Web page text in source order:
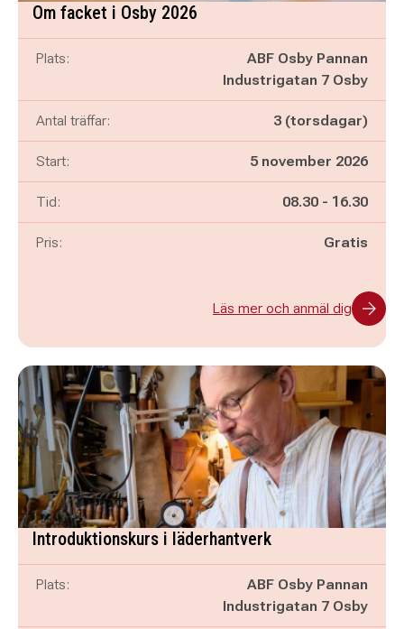
Om facket i Osby 2026
Plats:
ABF Osby Pannan
Industrigatan 7 Osby
Antal träffar: 3 (torsdagar)
Start: 5 november 2026
Tid: Pågår mellan
08.30 - och
16.30
Pris: Gratis
Läs mer och anmäl dig
Introduktionskurs i läderhantverk
Plats:
ABF Osby Pannan
Industrigatan 7 Osby